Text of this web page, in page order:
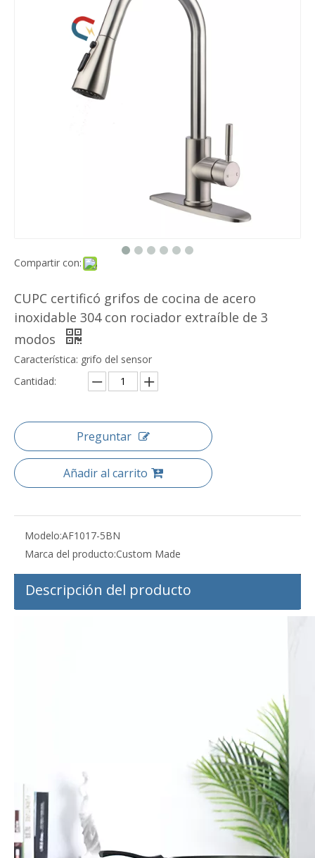
Compartir con:
CUPC certificó grifos de cocina de acero
inoxidable 304 con rociador extraíble de 3
modos
Característica: grifo del sensor
Cantidad:
Preguntar
Añadir al carrito
Modelo:AF1017-5BN
Marca del producto:Custom Made
Descripción del producto